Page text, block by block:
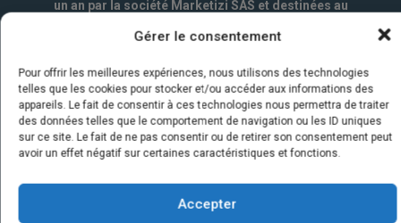
Gérer le consentement
Pour offrir les meilleures expériences, nous utilisons des technologies
telles que les cookies pour stocker et/ou accéder aux informations des
appareils. Le fait de consentir à ces technologies nous permettra de traiter
des données telles que le comportement de navigation ou les ID uniques
sur ce site. Le fait de ne pas consentir ou de retirer son consentement peut
avoir un effet négatif sur certaines caractéristiques et fonctions.
Accepter
un an par la société Marketizi SAS et destinées au